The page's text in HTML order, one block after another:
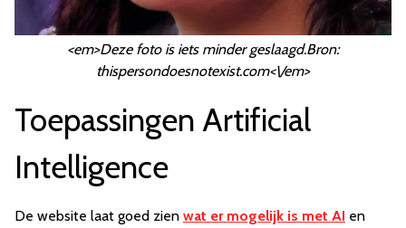
<em>Deze foto is iets minder geslaagd.Bron:
thispersondoesnotexist.com<\/em>
Toepassingen Artificial
Intelligence
De website laat goed zien wat er mogelijk is met AI en